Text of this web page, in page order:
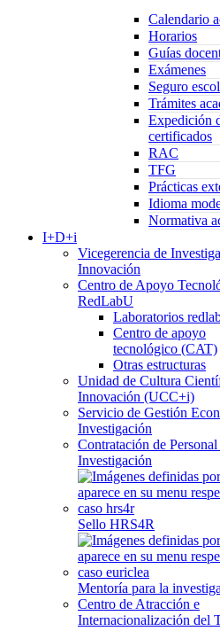
Calendario
Horarios
Guías
Exámenes
Seguro
Trámites
Expedición
certificados
RAC
TFG
Prácticas
Idioma
Normativa
I+D+i
Vicegerencia de
Innovación
Centro de Apoyo
RedLabU
Laboratorios
Centro de apoyo
tecnológico (CAT)
Otras estructuras
Unidad de Cultura
Innovación (UCC+i)
Servicio de Gestión
Investigación
Contratación de Personal
Investigación
Sello HRS4R
Mentoría para la
Centro de Atracción e
Internacionalización del